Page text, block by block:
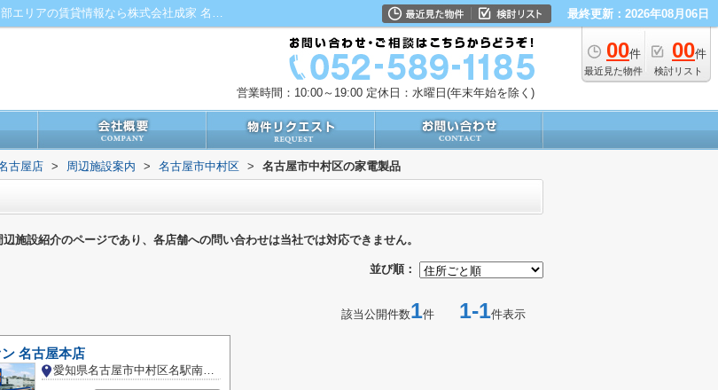
名古屋市中村区の家電製品一覧ページ｜名古屋を中心に中部エリアの賃貸情報なら株式会社成家 名古屋店 最終更新：2026年08月06日
00件
最近見た物件
00件
検討リスト
営業時間：10:00～19:00 定休日：水曜日(年末年始を除く)
古屋店 > 周辺施設案内 > 名古屋市中村区 > 名古屋市中村区の家電製品
施設紹介のページであり、各店舗への問い合わせは当社では対応できません。
並び順：
該当公開件数1件 1-1件表示
名古屋本店
愛知県名古屋市中村区名駅南２丁目